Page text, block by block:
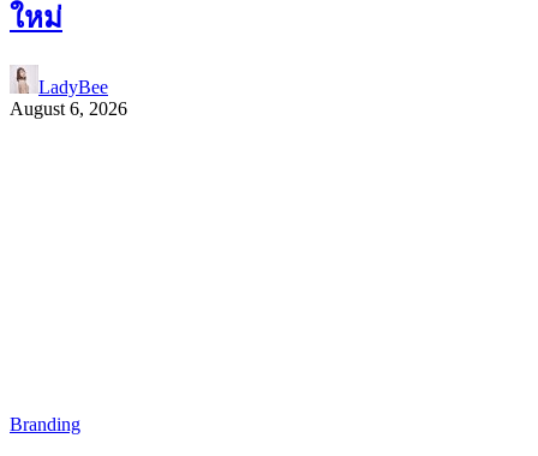
ใหม่
LadyBee
August 6, 2026
Branding